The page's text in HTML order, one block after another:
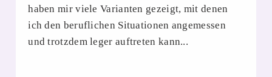
haben mir viele Varianten gezeigt, mit denen
ich den beruflichen Situationen angemessen
und trotzdem leger auftreten kann...